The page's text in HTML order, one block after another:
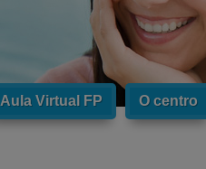
Aula Virtual FP O centro